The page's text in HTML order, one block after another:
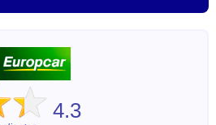
4.3